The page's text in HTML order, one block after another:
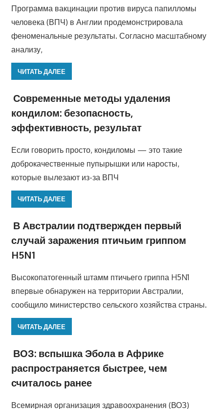
Программа вакцинации против вируса папилломы
человека (ВПЧ) в Англии продемонстрировала
феноменальные результаты. Согласно масштабному
анализу,
ЧИТАТЬ ДАЛЕЕ
Современные методы удаления
кондилом: безопасность,
эффективность, результат
Если говорить просто, кондиломы — это такие
доброкачественные пупырышки или наросты,
которые вылезают из-за ВПЧ
ЧИТАТЬ ДАЛЕЕ
В Австралии подтвержден первый
случай заражения птичьим гриппом
H5N1
Высокопатогенный штамм птичьего гриппа H5N1
впервые обнаружен на территории Австралии,
сообщило министерство сельского хозяйства страны.
ЧИТАТЬ ДАЛЕЕ
ВОЗ: вспышка Эбола в Африке
распространяется быстрее, чем
считалось ранее
Всемирная организация здравоохранения (ВОЗ)